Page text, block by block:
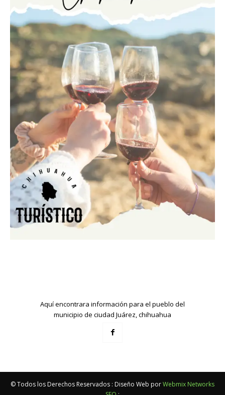
Aquí encontrara información para el pueblo del
municipio de ciudad Juárez, chihuahua
© Todos los Derechos Reservados : Diseño Web porWebmix Networks